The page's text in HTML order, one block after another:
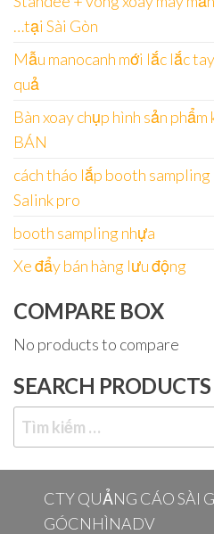
…tại Sài Gòn
Mẫu manocanh mới lắc lắc
quả
Bàn xoay chụp hình sản
BÁN
cách tháo lắp booth sampling
Salink pro
booth sampling nhựa
Xe đẩy bán hàng lưu động
COMPARE BOX
No products to compare
SEARCH PRODUCTS
Tìm
kiếm
cho:
CTY QUẢNG CÁO SÀI
GÓCNHÌNADV